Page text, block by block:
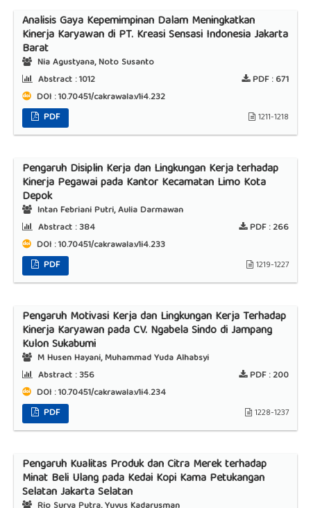
Analisis Gaya Kepemimpinan Dalam Meningkatkan
Kinerja Karyawan di PT. Kreasi Sensasi Indonesia Jakarta
Barat
Nia Agustyana, Noto Susanto
Abstract :1012 PDF :671
DOI : 10.70451/cakrawala.v1i4.232
PDF
1211-1218
Pengaruh Disiplin Kerja dan Lingkungan Kerja terhadap
Kinerja Pegawai pada Kantor Kecamatan Limo Kota
Depok
Intan Febriani Putri, Aulia Darmawan
Abstract :384 PDF :266
DOI : 10.70451/cakrawala.v1i4.233
PDF
1219-1227
Pengaruh Motivasi Kerja dan Lingkungan Kerja Terhadap
Kinerja Karyawan pada CV. Ngabela Sindo di Jampang
Kulon Sukabumi
M Husen Hayani, Muhammad Yuda Alhabsyi
Abstract :356 PDF :200
DOI : 10.70451/cakrawala.v1i4.234
PDF
1228-1237
Pengaruh Kualitas Produk dan Citra Merek terhadap
Minat Beli Ulang pada Kedai Kopi Kama Petukangan
Selatan Jakarta Selatan